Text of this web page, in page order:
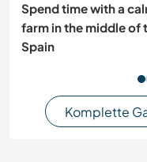
Spend time with a
farm in the middle of
Spain
Komplette